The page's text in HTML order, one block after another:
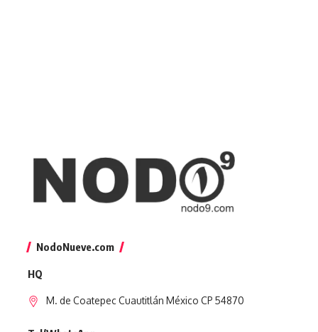
NodoNueve.com
HQ
M. de Coatepec Cuautitlán México CP 54870